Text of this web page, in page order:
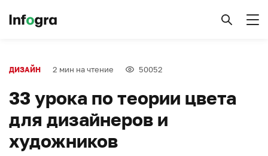
ДИЗАЙН 2 мин на чтение 50052
33 урока по теории цвета
для дизайнеров и
художников